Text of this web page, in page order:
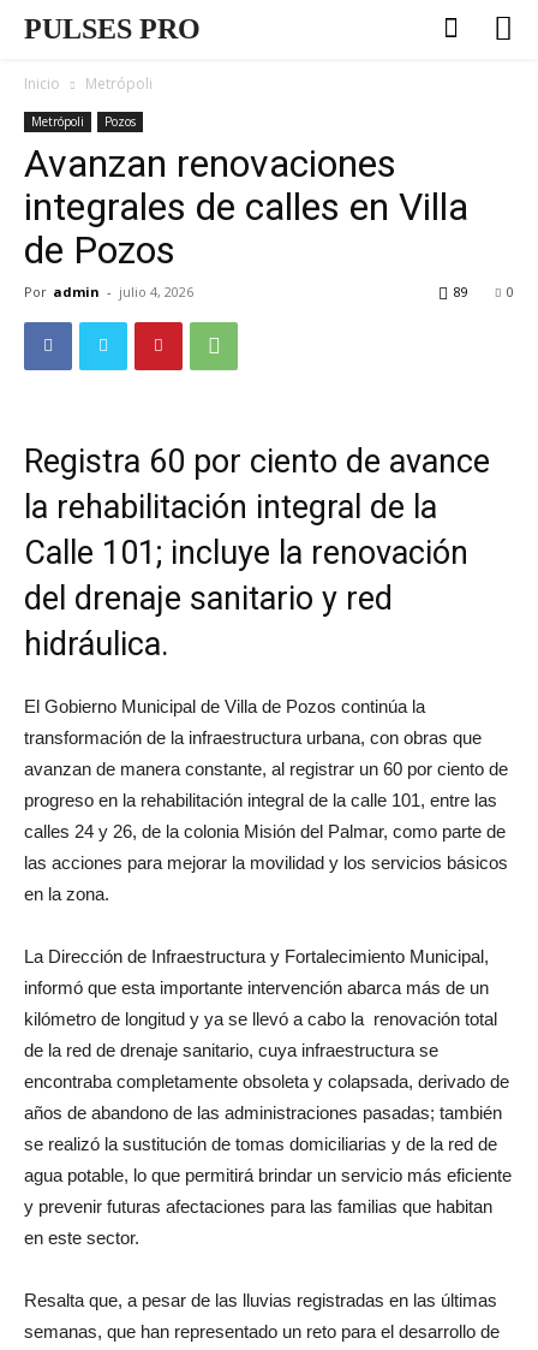
PULSES PRO
Inicio Metrópoli
Metrópoli Pozos
Avanzan renovaciones
integrales de calles en Villa
de Pozos
Por admin - julio 4, 2026 0
89
Registra 60 por ciento de avance
la rehabilitación integral de la
Calle 101; incluye la renovación
del drenaje sanitario y red
hidráulica.
El Gobierno Municipal de Villa de Pozos continúa la
transformación de la infraestructura urbana, con obras que
avanzan de manera constante, al registrar un 60 por ciento de
progreso en la rehabilitación integral de la calle 101, entre las
calles 24 y 26, de la colonia Misión del Palmar, como parte de
las acciones para mejorar la movilidad y los servicios básicos
en la zona.
La Dirección de Infraestructura y Fortalecimiento Municipal,
informó que esta importante intervención abarca más de un
kilómetro de longitud y ya se llevó a cabo la renovación total
de la red de drenaje sanitario, cuya infraestructura se
encontraba completamente obsoleta y colapsada, derivado de
años de abandono de las administraciones pasadas; también
se realizó la sustitución de tomas domiciliarias y de la red de
agua potable, lo que permitirá brindar un servicio más eficiente
y prevenir futuras afectaciones para las familias que habitan
en este sector.
Resalta que, a pesar de las lluvias registradas en las últimas
semanas, que han representado un reto para el desarrollo de